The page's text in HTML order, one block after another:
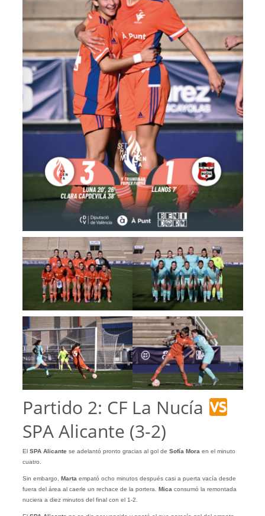
Partido 2: CF La Nucía
SPA Alicante (3-2)
El SPA Alicantese adelantó pronto gracias al gol de Sofía Moraen el minuto
cuatro.
Sin embargo, Martaempató ocho minutos después casi a puerta vacía desde
fuera del área al caerle un rechace de la portera. Micaconsumó la remontada
nuciera a diez minutos del final con el 1-2.